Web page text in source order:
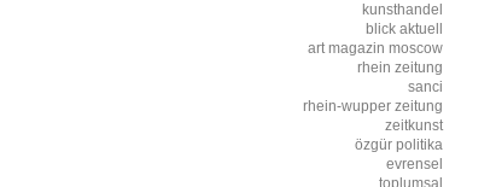
kunsthandel
blick aktuell
art magazin moscow
rhein zeitung
sanci
rhein-wupper zeitung
zeitkunst
özgür politika
evrensel
toplumsal